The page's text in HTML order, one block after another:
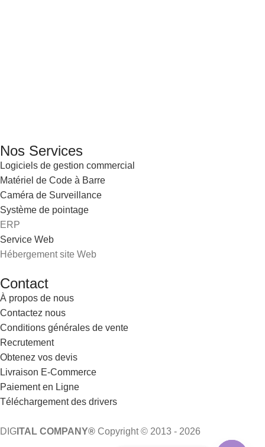
Nos Services
Logiciels de gestion commercial
Matériel de Code à Barre
Caméra de Surveillance
Système de pointage
ERP
Service Web
Hébergement site Web
Contact
À propos de nous
Contactez nous
Conditions générales de vente
Recrutement
Obtenez vos devis
Livraison E-Commerce
Paiement en Ligne
Téléchargement des drivers
DIG ITAL COMPANY® Copyright © 2013 - 2026